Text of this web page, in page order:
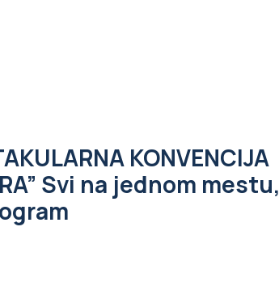
KONVENCIJA
Svi na jednom mestu,